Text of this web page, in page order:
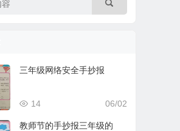
三年级网络安全手抄报
06/02
14
教师节的手抄报三年级的